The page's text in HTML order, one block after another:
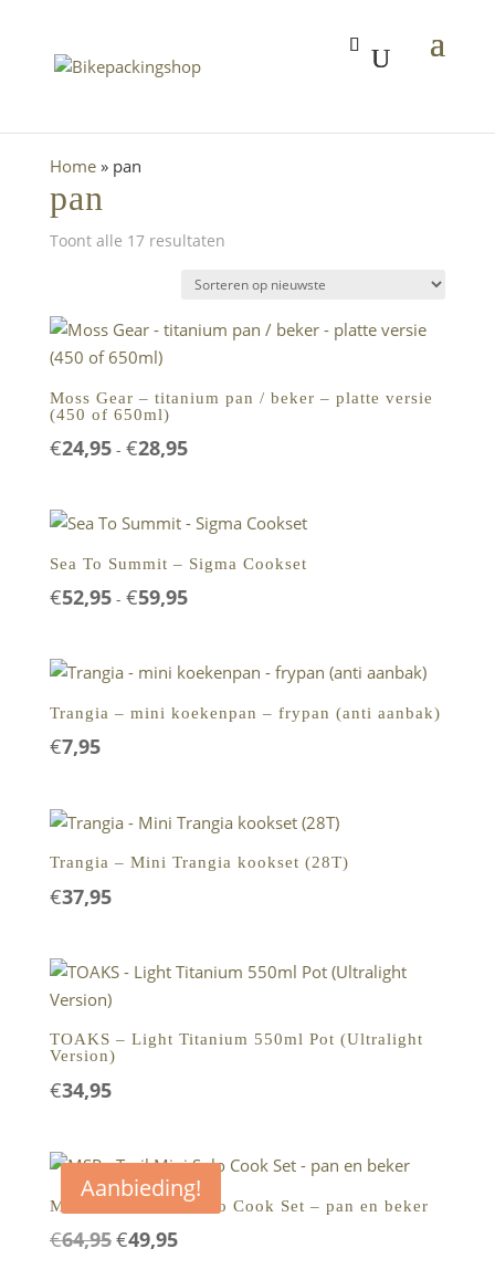
Home» pan
pan
Toont alle 17 resultatenGesorteerd
nieuwste
Moss Gear – titanium pan / beker – platte versie
(450 of 650ml)
€24,95 - €28,95Prijsklasse:
€28,95
Sea To Summit – Sigma Cookset
€52,95 - €59,95Prijsklasse:
€59,95
Trangia – mini koekenpan – frypan (anti aanbak)
€7,95
Trangia – Mini Trangia kookset (28T)
€37,95
TOAKS – Light Titanium 550ml Pot (Ultralight
Version)
€34,95
Aanbieding!
MSR – Trail Mini Solo Cook Set – pan en beker
€64,95 Oorspronkelijke
€49,95Huidige